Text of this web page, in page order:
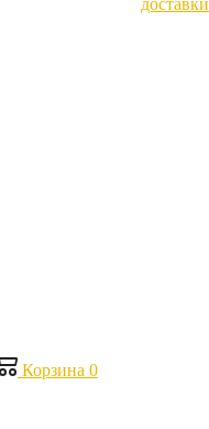
доставки
Корзина 0